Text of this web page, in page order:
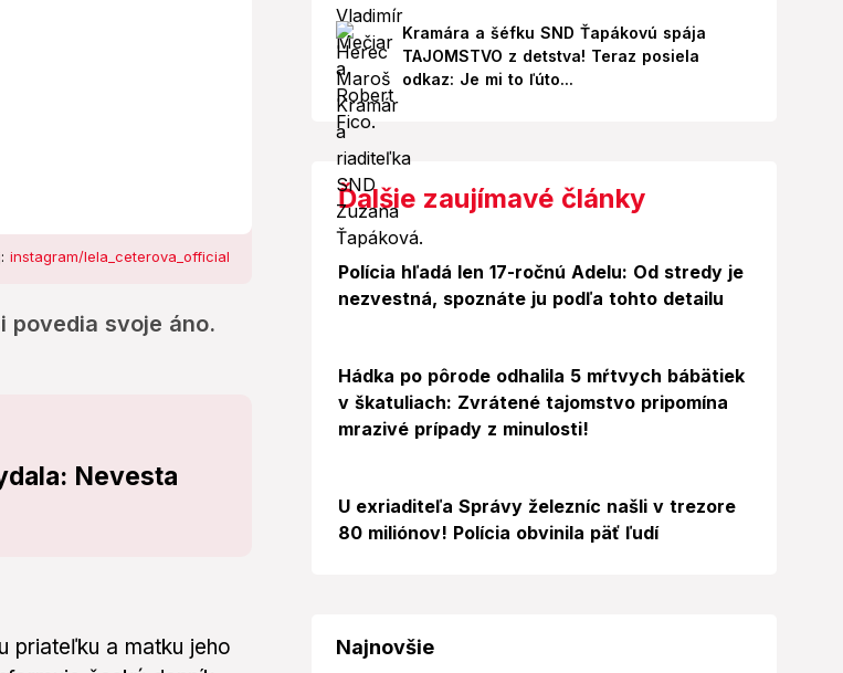
instagram/lela_ceterova_official
povedia svoje áno.
Nevesta
priateľku a matku jeho
Kramára a šéfku SND Ťapákovú spája
TAJOMSTVO z detstva! Teraz posiela
odkaz: Je mi to ľúto...
Ďalšie zaujímavé články
Polícia hľadá len 17-ročnú Adelu: Od stredy je
nezvestná, spoznáte ju podľa tohto detailu
Hádka po pôrode odhalila 5 mŕtvych bábätiek
v škatuliach: Zvrátené tajomstvo pripomína
mrazivé prípady z minulosti!
U exriaditeľa Správy železníc našli v trezore
80 miliónov! Polícia obvinila päť ľudí
Najnovšie